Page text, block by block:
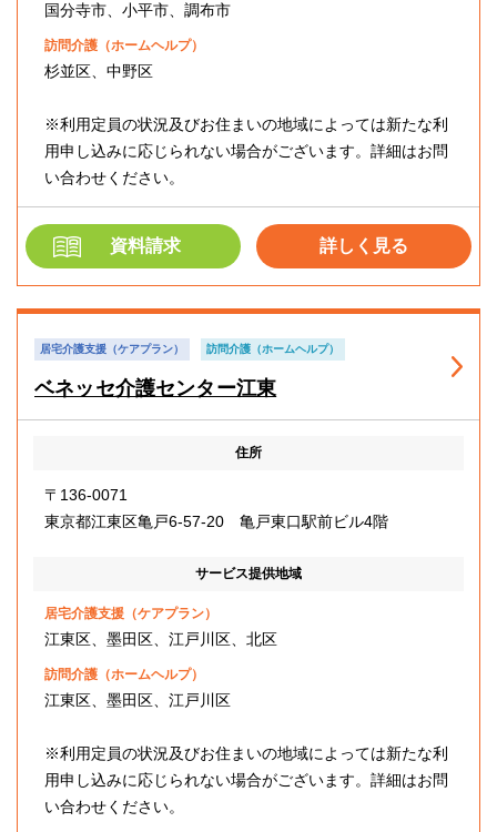
国分寺市、小平市、調布市
訪問介護（ホームヘルプ）
杉並区、中野区
※利用定員の状況及びお住まいの地域によっては新たな利
用申し込みに応じられない場合がございます。詳細はお問
い合わせください。
資料請求 詳しく見る
居宅介護支援（ケアプラン） 訪問介護（ホームヘルプ）
ベネッセ介護センター江東
住所
〒136-0071
東京都江東区亀戸6-57-20 亀戸東口駅前ビル4階
サービス提供地域
居宅介護支援（ケアプラン）
江東区、墨田区、江戸川区、北区
訪問介護（ホームヘルプ）
江東区、墨田区、江戸川区
※利用定員の状況及びお住まいの地域によっては新たな利
用申し込みに応じられない場合がございます。詳細はお問
い合わせください。